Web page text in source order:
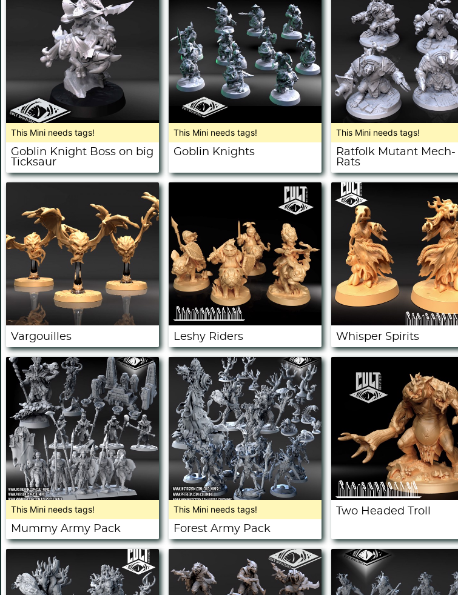
This Mini needs tags!
Goblin Knight Boss on big
Ticksaur
This Mini needs tags!
Goblin Knights
This Mini needs tags!
Ratfolk Mutant Mech-
Rats
Vargouilles Leshy Riders Whisper Spirits
This Mini needs tags!
Mummy Army Pack
This Mini needs tags!
Forest Army Pack
Two Headed Troll